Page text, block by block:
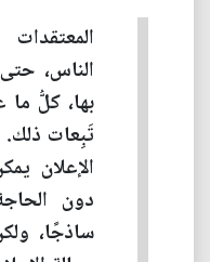
الناس،
بها، كلُّ
تَبِعات ذلك.
الإعلان
دون
ساذجًا،